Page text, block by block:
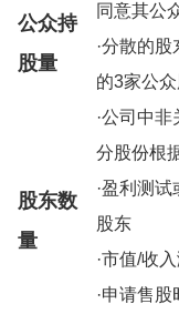
公众持
股量
同意其公
·分散的
的3家公
·公司中
分股份根
股东数
量
·盈利测
股东
·市值/收
·申请售